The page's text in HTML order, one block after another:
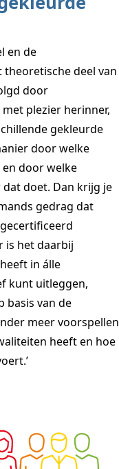
en de
deel van
door
met plezier herinner,
gekleurde
door welke
door welke
doet. Dan krijg je
gedrag dat
is het daarbij
in álle
kunt uitleggen,
basis van de
meer voorspellen
heeft en hoe